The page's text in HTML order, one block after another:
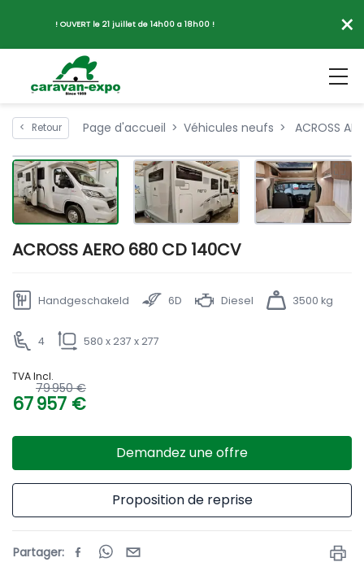
! OUVERT le 21 juillet de 14h00 a 18h00 ! ×
< Retour Page d'accueil Véhicules neufs ACROSS
ACROSS AERO 680 CD 140CV
Handgeschakeld 6D Diesel 3500 kg
4 580 x 237 x 277
TVA Incl.
79 950 €
67 957 €
Demandez une offre
Proposition de reprise
Partager: